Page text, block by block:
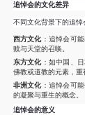
追悼会的文化差异
不同文化背景下的追悼
西方文化：追悼会可
赎与天堂的召唤。
东方文化：如中国、
佛教或道教的元素，重
非洲文化：追悼会可
的凝聚与重生的概念。
追悼会的意义